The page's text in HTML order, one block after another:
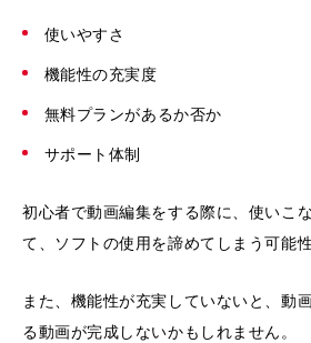
使いやすさ
機能性の充実度
無料プランがあるか否か
サポート体制
初心者で動画編集をする際に、使いこ
て、ソフトの使用を諦めてしまう可能性
また、機能性が充実していないと、動
る動画が完成しないかもしれません。